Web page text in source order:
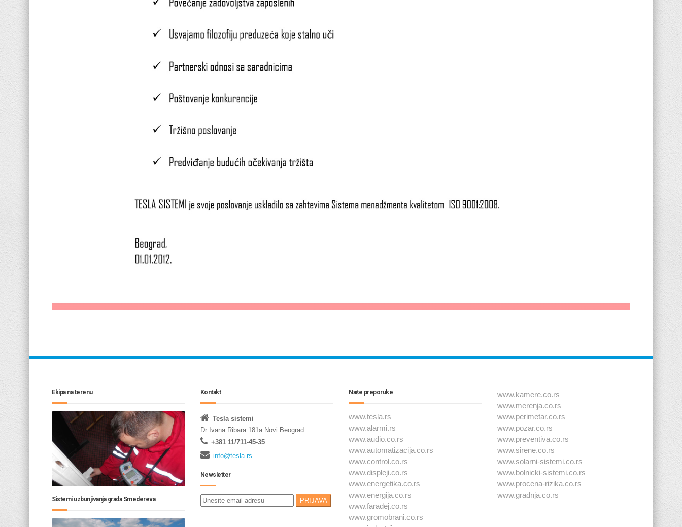
Ekipa na terenu
Sistemi uzbunjivanja grada Smedereva
Kontakt
Tesla sistemi
Dr Ivana Ribara 181a Novi Beograd
+381 11/711-45-35
info@tesla.rs
Newsletter
Naše preporuke
www.tesla.rs
www.alarmi.rs
www.audio.co.rs
www.automatizacija.co.rs
www.control.co.rs
www.displeji.co.rs
www.energetika.co.rs
www.energija.co.rs
www.faradej.co.rs
www.gromobrani.co.rs
www.kamere.co.rs
www.merenja.co.rs
www.perimetar.co.rs
www.pozar.co.rs
www.preventiva.co.rs
www.sirene.co.rs
www.solarni-sistemi.co.rs
www.bolnicki-sistemi.co.rs
www.procena-rizika.co.rs
www.gradnja.co.rs